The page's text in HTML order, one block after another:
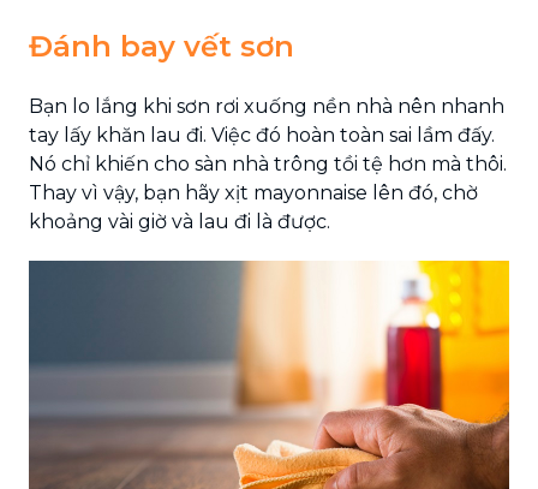
Đánh bay vết sơn
Bạn lo lắng khi sơn rơi xuống nền nhà nên nhanh
tay lấy khăn lau đi. Việc đó hoàn toàn sai lầm đấy.
Nó chỉ khiến cho sàn nhà trông tồi tệ hơn mà thôi.
Thay vì vậy, bạn hãy xịt mayonnaise lên đó, chờ
khoảng vài giờ và lau đi là được.